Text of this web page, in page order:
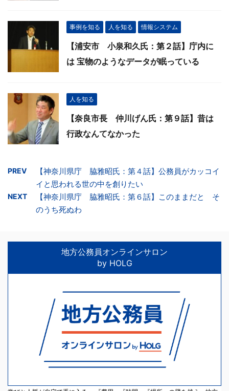
事例を知る 人を知る 情報システム
【浦安市 小泉和久氏：第２話】庁内に
は 宝物のようなデータが眠っている
人を知る
【奈良市長 仲川げん氏：第９話】昔は
行政なんてなかった
PREV
【神奈川県庁 脇雅昭氏：第４話】公務員がカッコイ
イと思われる世の中を創りたい
NEXT
【神奈川県庁 脇雅昭氏：第６話】このままだと そ
のうち死ぬわ
地方公務員オンラインサロン
by HOLG